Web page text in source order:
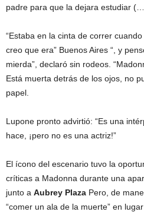
padre para que la dejara estudiar
“Estaba en la cinta de correr
creo que era” Buenos Aires “, y
mierda”, declaró sin rodeos.
Está muerta detrás de los ojos, no
papel.
Lupone pronto advirtió: “Es una
hace, ¡pero no es una actriz!”
El ícono del escenario tuvo la
críticas a Madonna durante una
junto a Aubrey Plaza Pero, de
“comer un ala de la muerte” en